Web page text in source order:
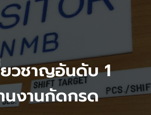
วชาญอันดับ 1
นงานกัดกรด